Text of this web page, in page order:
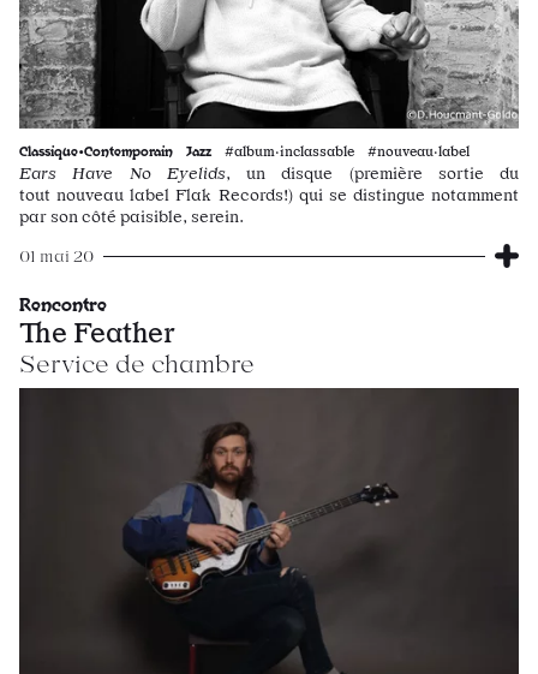
Classique•Contemporain Jazz #album·inclassable #nouveau·label
Ears Have No Eyelids, un disque (première sortie du
tout nouveau label Flak Records!) qui se distingue notamment
par son côté paisible, serein.
01 mai 20
Rencontre
The Feather
Service de chambre